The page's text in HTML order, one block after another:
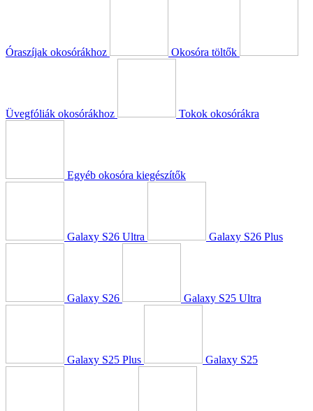
Óraszíjak okosórákhoz Okosóra töltők
Üvegfóliák okosórákhoz Tokok okosórákra
Egyéb okosóra kiegészítők
Galaxy S26 Ultra Galaxy S26 Plus
Galaxy S26 Galaxy S25 Ultra
Galaxy S25 Plus Galaxy S25